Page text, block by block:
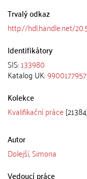
Trvalý odkaz
http://hdl.handle.net/
Identifikátory
SIS:133980
Katalog UK:
Kolekce
Kvalifikační práce
Autor
Dolejší, Simona
Vedoucí práce